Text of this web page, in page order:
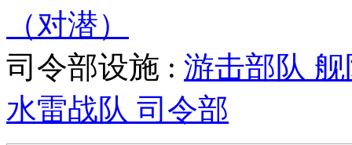
（对潜）
司令部设施 : 游击部队
水雷战队 司令部